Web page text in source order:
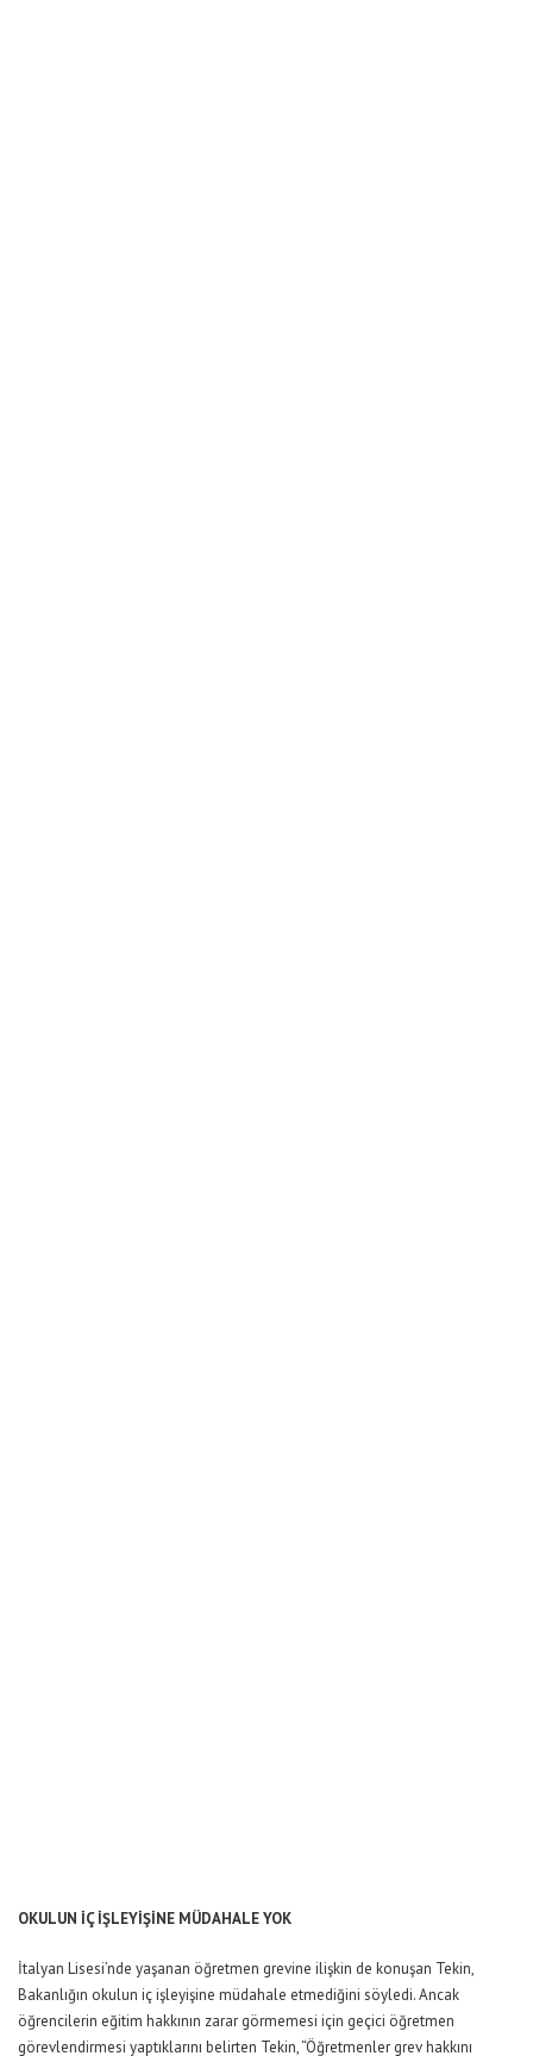
OKULUN İÇ İŞLEYİŞİNE MÜDAHALE YOK
İtalyan Lisesi’nde yaşanan öğretmen grevine ilişkin de konuşan Tekin,
Bakanlığın okulun iç işleyişine müdahale etmediğini söyledi. Ancak
öğrencilerin eğitim hakkının zarar görmemesi için geçici öğretmen
görevlendirmesi yaptıklarını belirten Tekin,“Öğretmenler grev hakkını